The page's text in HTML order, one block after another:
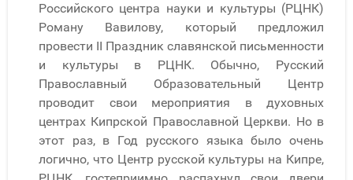
Российского центра науки и культуры (РЦНК)
Роману Вавилову, который предложил
провести II Праздник славянской письменности
и культуры в РЦНК. Обычно, Русский
Православный Образовательный Центр
проводит свои мероприятия в духовных
центрах Кипрской Православной Церкви. Но в
этот раз, в Год русского языка было очень
логично, что Центр русской культуры на Кипре,